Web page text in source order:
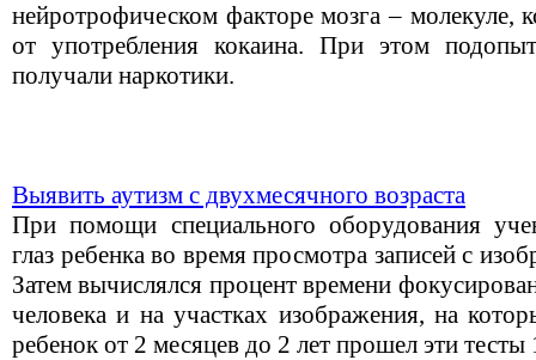
нейротрофическом факторе мозга – молекуле,
от употребления кокаина. При этом
получали наркотики.
Выявить аутизм с двухмесячного возраста
При помощи специального оборудования
глаз ребенка во время просмотра записей с
Затем вычислялся процент времени
человека и на участках изображения, на
ребенок от 2 месяцев до 2 лет прошел эти тесты